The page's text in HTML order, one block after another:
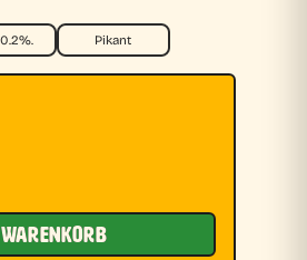
Pikant